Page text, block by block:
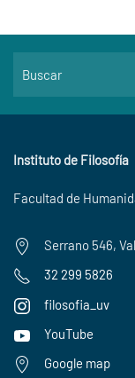
Instituto de Filosofía
Facultad de
Serrano 546,
32 299 5826
filosofia_uv
YouTube
Google map